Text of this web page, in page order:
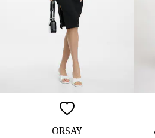
ORSAY